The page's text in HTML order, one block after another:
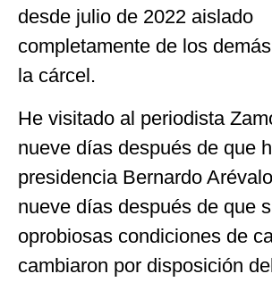
desde julio de 2022 aislado
completamente de los
la cárcel.
He visitado al periodista
nueve días después de que
presidencia Bernardo
nueve días después de que
oprobiosas condiciones de
cambiaron por disposición